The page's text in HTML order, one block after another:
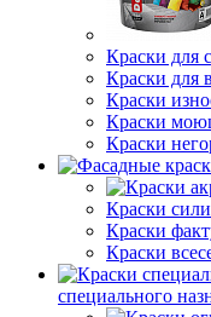
Краски для
Краски для
Краски
Краски
Краски
Краски
Краски
Краски
специального